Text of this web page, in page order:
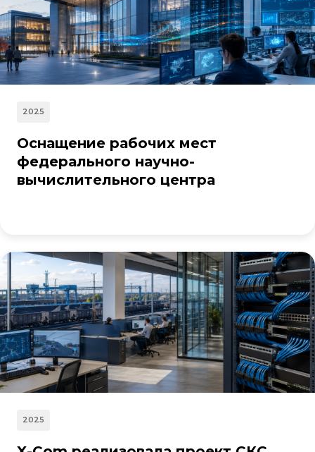
2025
Оснащение рабочих мест
федерального научно-
вычислительного центра
2025